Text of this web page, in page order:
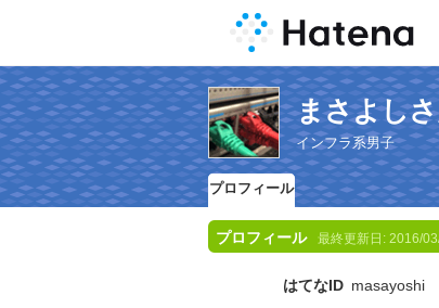
まさよし
インフラ系男子
プロフィール
プロフィール 最終更新日: 2016/
はてなID masayoshi